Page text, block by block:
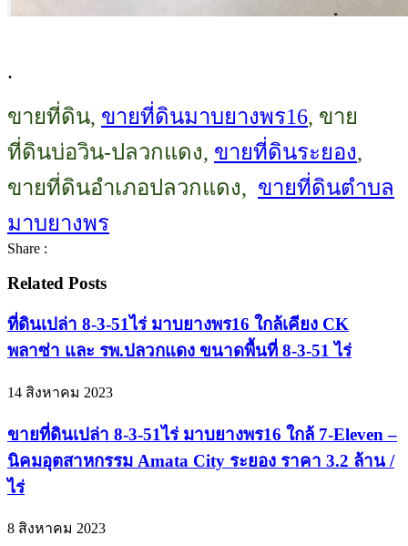
.
ขายที่ดิน, ขายที่ดินมาบยางพร16, ขาย
ที่ดินบ่อวิน-ปลวกแดง, ขายที่ดินระยอง,
ขายที่ดินอำเภอปลวกแดง, ขายที่ดินตำบล
มาบยางพร
Share :
Related Posts
ที่ดินเปล่า 8-3-51ไร่ มาบยางพร16 ใกล้เคียง CK
พลาซ่า และ รพ.ปลวกแดง ขนาดพื้นที่ 8-3-51 ไร่
14 สิงหาคม 2023
ขายที่ดินเปล่า 8-3-51ไร่ มาบยางพร16 ใกล้ 7-Eleven –
นิคมอุตสาหกรรม Amata City ระยอง ราคา 3.2 ล้าน /
ไร่
8 สิงหาคม 2023